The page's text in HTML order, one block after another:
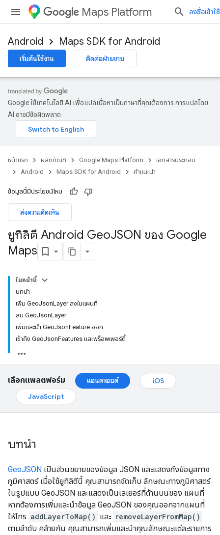
Maps Platform ลงชื่อเข้าใช้
Android Maps SDK for Android
เริ่มต้นใช้งาน ติดต่อฝ่ายขาย
Google ใช้เทคโนโลยี AI เพื่อแปลเนื้อหาเป็นภาษาที่คุณต้องการ การแปลโดย
AI อาจมีข้อผิดพลาด
หน้าแรก ผลิตภัณฑ์ Google Maps Platform
เอกสารประกอบ
Android
Maps SDK for Android คำแนะนำ
ข้อมูลนี้มีประโยชน์ไหม
ส่งความคิดเห็น
ยูทิลิตี Android GeoJSON ของ Google
Maps
ในหน้านี้
บทนำ
เพิ่ม GeoJsonLayer ลงในแผนที่
ลบ GeoJsonLayer
เพิ่มและนำ GeoJsonFeature ออก
เข้าถึง GeoJsonFeatures และพร็อพเพอร์ตี้
เลือกแพลตฟอร์ม แอนดรอยด์
iOS
JavaScript
บทนำ
GeoJSON เป็นส่วนขยายของข้อมูล JSON และแสดงถึงข้อมูลทาง
ภูมิศาสตร์ เมื่อใช้ยูทิลิตีนี้ คุณสามารถจัดเก็บ ลักษณะทางภูมิศาสตร์
ในรูปแบบ GeoJSON และแสดงเป็นเลเยอร์ที่ด้านบนของ แผนที่
หากต้องการเพิ่มและนำข้อมูล GeoJSON ของคุณออกจากแผนที่
ให้โทร addLayerToMap() และ removeLayerFromMap()
ตามลำดับ คล้ายกัน คุณสามารถเพิ่มและนำคุณลักษณะแต่ละรายการ